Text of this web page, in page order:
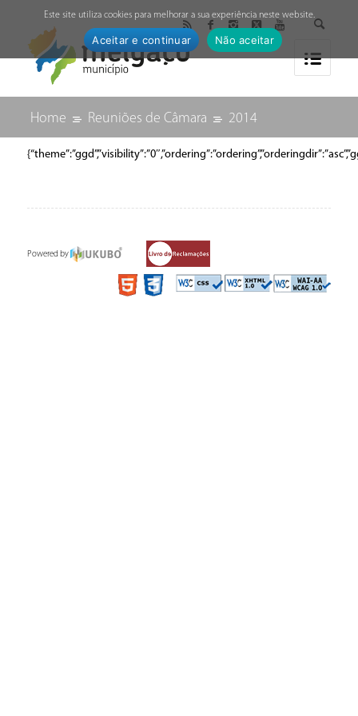
Home Reuniões de Câmara 2014
Powered by
Este site utiliza cookies para melhorar a sua experiência neste website.
Aceitar e continuar Não aceitar